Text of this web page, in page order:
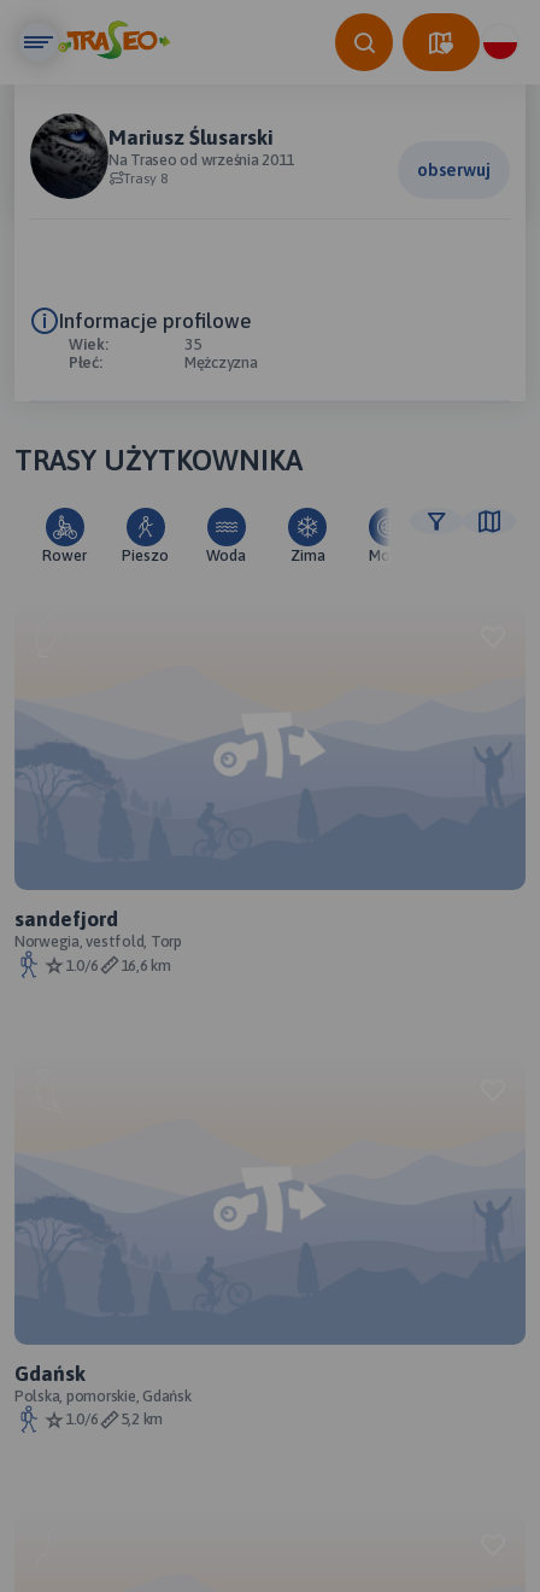
Mariusz Ślusarski
Na Traseo od września 2011
Trasy 8 obserwuj
Informacje profilowe
Wiek:
35
Płeć:
Mężczyzna
TRASY UŻYTKOWNIKA
Rower Pieszo Woda Zima Moto
sandefjord
Norwegia, vestfold, Torp
1.0/6
16,6 km
Gdańsk
Polska, pomorskie, Gdańsk
1.0/6
5,2 km